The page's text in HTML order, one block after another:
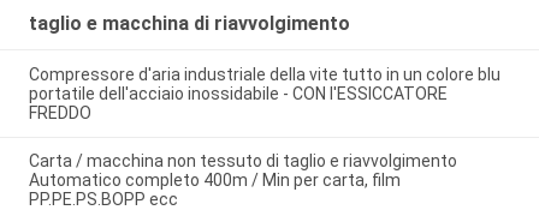
taglio e macchina di riavvolgimento
Compressore d'aria industriale della vite tutto in un colore blu
portatile dell'acciaio inossidabile - CON l'ESSICCATORE
FREDDO
Carta / macchina non tessuto di taglio e riavvolgimento
Automatico completo 400m / Min per carta, film
PP.PE.PS.BOPP ecc